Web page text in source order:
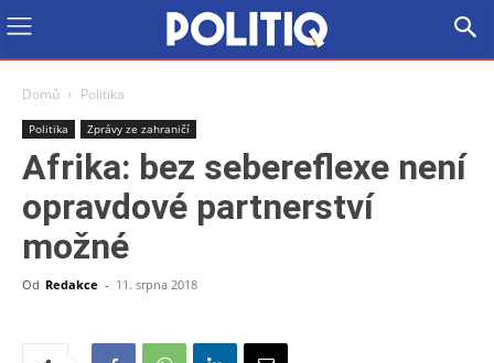
Domů Politika
Politika Zprávy ze zahraničí
Afrika: bez sebereflexe není
opravdové partnerství
možné
Od Redakce - 11. srpna 2018